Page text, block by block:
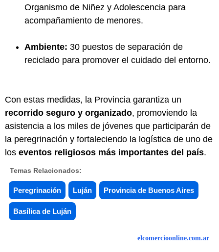
Organismo de Niñez y Adolescencia para
acompañamiento de menores.
Ambiente: 30 puestos de separación de
reciclado para promover el cuidado del entorno.
Con estas medidas, la Provincia garantiza un
recorrido seguro y organizado, promoviendo la
asistencia a los miles de jóvenes que participarán de
la peregrinación y fortaleciendo la logística de uno de
los eventos religiosos más importantes del país.
Temas Relacionados:
Peregrinación Luján Provincia de Buenos Aires
Basílica de Luján
elcomercioonline.com.ar